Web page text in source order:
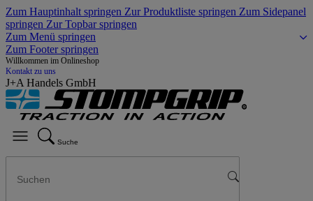
Zum Hauptinhalt springen Zur Produktliste springen Zum Sidepanel
springen Zur Topbar springen
Zum Menü springen
Zum Footer springen
Willkommen im Onlineshop
Kontakt zu uns
J+A Handels GmbH
Suche